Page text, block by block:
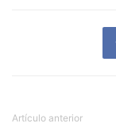
Artículo anterior